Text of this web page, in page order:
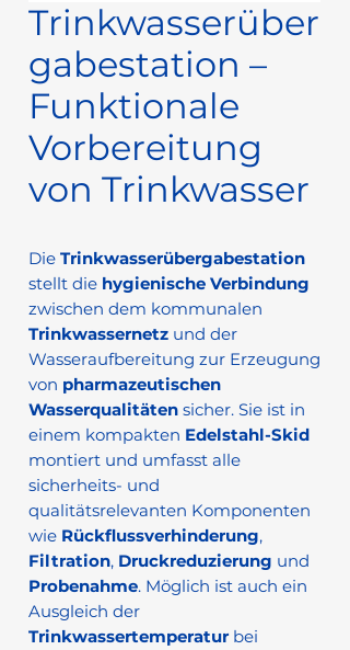
Trinkwasserüber
gabestation –
Funktionale
Vorbereitung
von Trinkwasser
Die Trinkwasserübergabestation
stellt die hygienische Verbindung
zwischen dem kommunalen
Trinkwassernetz und der
Wasseraufbereitung zur Erzeugung
von pharmazeutischen
Wasserqualitäten sicher. Sie ist in
einem kompakten Edelstahl-Skid
montiert und umfasst alle
sicherheits- und
qualitätsrelevanten Komponenten
wie Rückflussverhinderung,
Filtration, Druckreduzierung und
Probenahme. Möglich ist auch ein
Ausgleich der
Trinkwassertemperatur bei